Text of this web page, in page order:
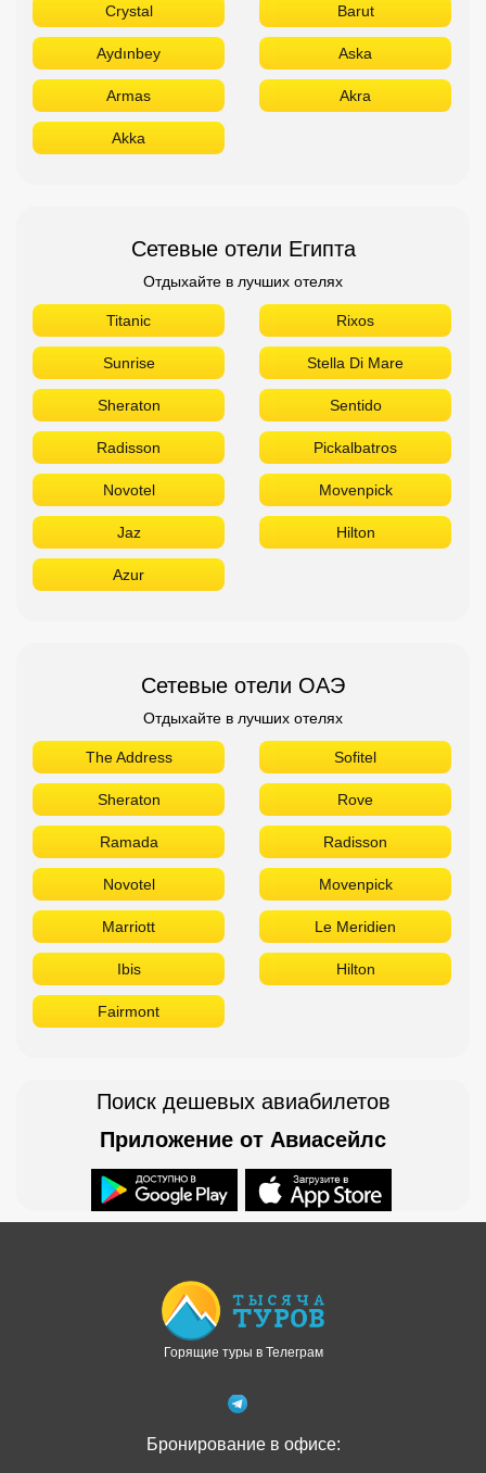
Crystal Barut
Aydınbey Aska
Armas Akra
Akka
Сетевые отели Египта
Отдыхайте в лучших отелях
Titanic Rixos
Sunrise Stella Di Mare
Sheraton Sentido
Radisson Pickalbatros
Novotel Movenpick
Jaz Hilton
Azur
Сетевые отели ОАЭ
Отдыхайте в лучших отелях
The Address Sofitel
Sheraton Rove
Ramada Radisson
Novotel Movenpick
Marriott Le Meridien
Ibis Hilton
Fairmont
Поиск дешевых авиабилетов
Приложение от Авиасейлс
Горящие туры в Телеграм
Бронирование в офисе: